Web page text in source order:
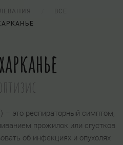
ВСЕ
– это респираторный симптом,
прожилок или сгустков
об инфекциях и опухолях